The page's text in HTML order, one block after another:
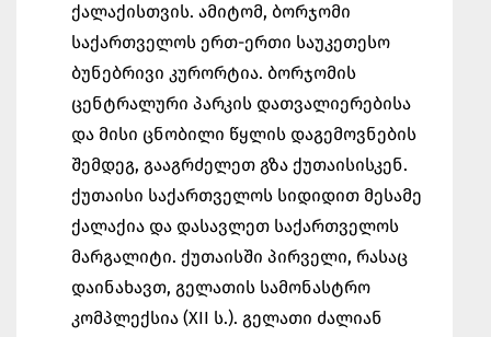
ქალაქისთვის. ამიტომ, ბორჯომი
საქართველოს ერთ-ერთი საუკეთესო
ბუნებრივი კურორტია. ბორჯომის
ცენტრალური პარკის დათვალიერებისა
და მისი ცნობილი წყლის დაგემოვნების
შემდეგ, გააგრძელეთ გზა ქუთაისისკენ.
ქუთაისი საქართველოს სიდიდით მესამე
ქალაქია და დასავლეთ საქართველოს
მარგალიტი. ქუთაისში პირველი, რასაც
დაინახავთ, გელათის სამონასტრო
კომპლექსია (XII ს.). გელათი ძალიან